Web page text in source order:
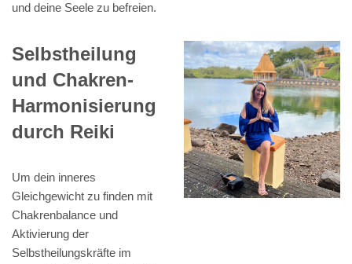
und deine Seele zu befreien.
Selbstheilung
und Chakren-
Harmonisierung
durch Reiki
Um dein inneres
Gleichgewicht zu finden mit
Chakrenbalance und
Aktivierung der
Selbstheilungskräfte im